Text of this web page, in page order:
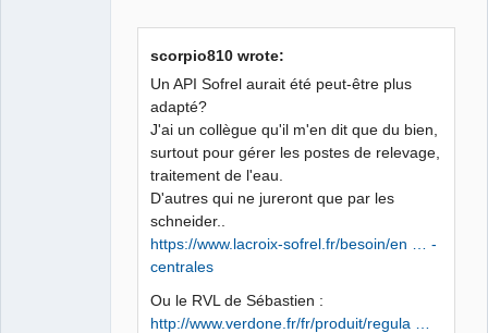
scorpio810 wrote:
Un API Sofrel aurait été peut-être plus
adapté?
J'ai un collègue qu'il m'en dit que du bien,
surtout pour gérer les postes de relevage,
traitement de l'eau.
D'autres qui ne jureront que par les
schneider..
https://www.lacroix-sofrel.fr/besoin/en … -
centrales
Ou le RVL de Sébastien :
http://www.verdone.fr/fr/produit/regula …